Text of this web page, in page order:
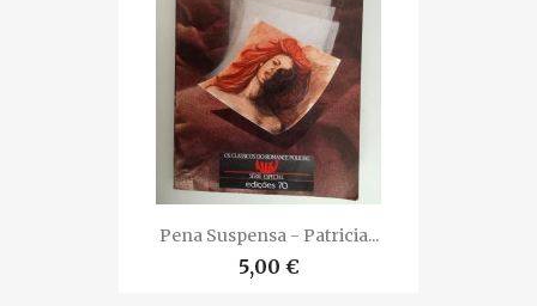
Pena Suspensa - Patricia...
5,00 €